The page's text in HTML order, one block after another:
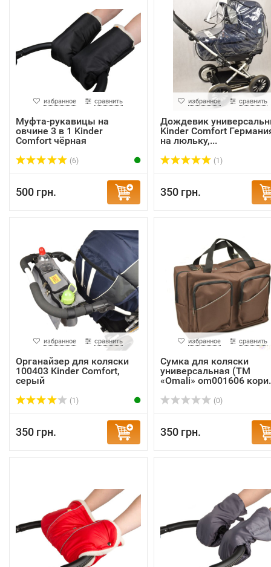
избранное сравнить
Муфта-рукавицы на
овчине 3 в 1 Kinder
Comfort чёрная
(6)
500 грн.
избранное сравнить
Дождевик
Kinder Comfort
на люльку,...
(1)
350 грн.
избранное сравнить
Органайзер для коляски
100403 Kinder Comfort,
серый
(1)
350 грн.
избранное сравнить
Сумка для коляски
универсальная (ТМ
«Omali» om001606
(0)
350 грн.